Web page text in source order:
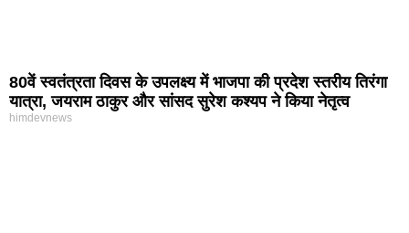
80वें स्वतंत्रता दिवस के उपलक्ष्य में भाजपा की प्रदेश स्तरीय तिरंगा
यात्रा, जयराम ठाकुर और सांसद सुरेश कश्यप ने किया नेतृत्व
himdevnews